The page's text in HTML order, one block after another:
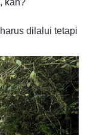
dilalui tetapi